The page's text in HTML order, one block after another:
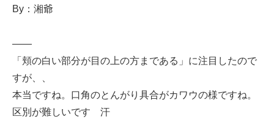
By：湘爺
——
「頬の白い部分が目の上の方まである」に注目したので
すが、、
本当ですね。口角のとんがり具合がカワウの様ですね。
区別が難しいです 汗